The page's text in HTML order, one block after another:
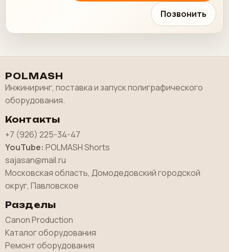
Позвонить
POLMASH
Инжиниринг, поставка и запуск полиграфического
оборудования.
Контакты
+7 (926) 225-34-47
YouTube: POLMASH Shorts
sajasan@mail.ru
Московская область, Домодедовский городской
округ, Павловское
Разделы
Canon Production
Каталог оборудования
Ремонт оборудования